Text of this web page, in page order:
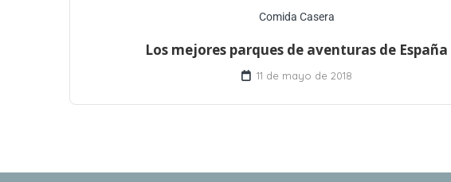
Comida Casera
Los mejores parques de aventuras de España
11 de mayo de 2018